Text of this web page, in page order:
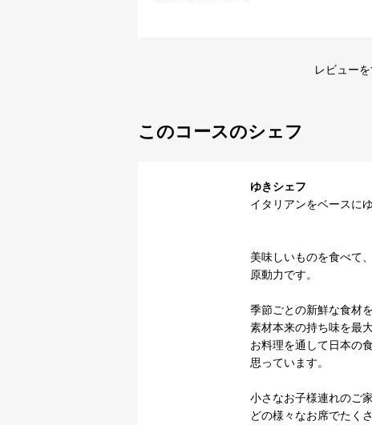
レビュー
このコースのシェフ
ゆきシェフ
イタリアンをベースに
美味しいものを食べて
原動力です。
季節ごとの新鮮な食材を
素材本来の持ち味を最
お料理を通して日本の
思っています。
小さなお子様連れのご
どの様々なお席でたく